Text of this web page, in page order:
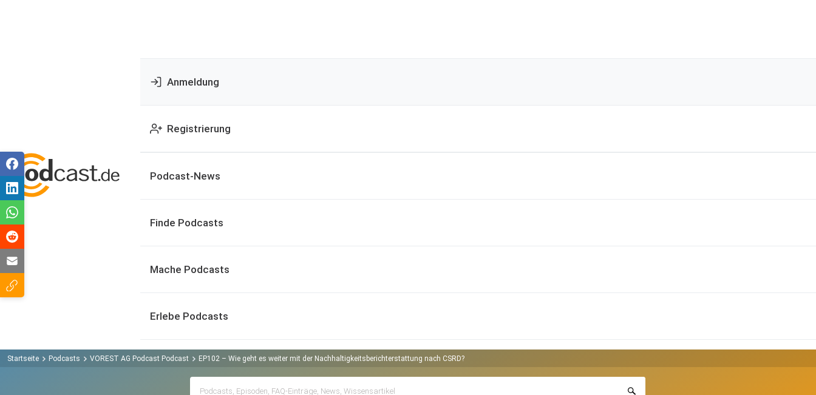
Anmeldung
Registrierung
Podcast-News
Finde Podcasts
Mache Podcasts
Erlebe Podcasts
Startseite Podcasts VOREST AG Podcast Podcast EP102 – Wie geht es weiter mit der Nachhaltigkeitsberichterstattung nach CSRD?